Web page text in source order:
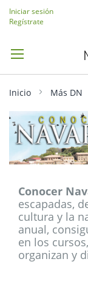
Iniciar sesión
Regístrate
Inicio Más DN
Conocer
escapadas,
cultura y la
anual,
en los
organizan y